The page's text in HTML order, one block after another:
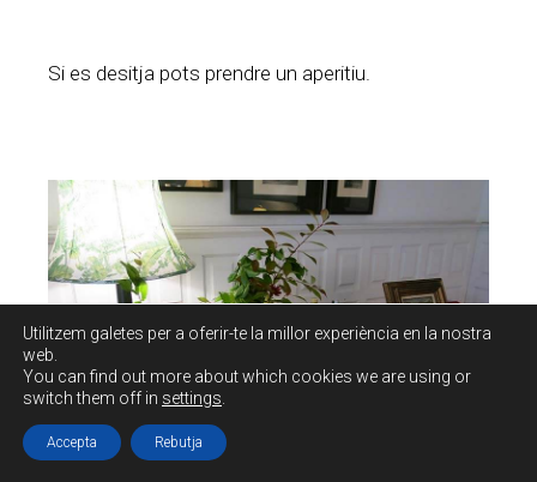
Si es desitja pots prendre un aperitiu.
Utilitzem galetes per a oferir-te la millor experiència en la nostra
web.
You can find out more about which cookies we are using or
switch them off in settings
Accepta Rebutja